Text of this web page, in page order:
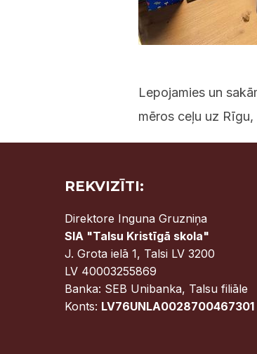
Lepojamies un
mēros ceļu uz
REKVIZĪTI:
Direktore Inguna Gruzniņa
SIA "Talsu Kristīgā skola"
J. Grota ielā 1, Talsi LV 3200
LV 40003255869
Banka: SEB Unibanka, Talsu filiāle
Konts: LV76UNLA0028700467301